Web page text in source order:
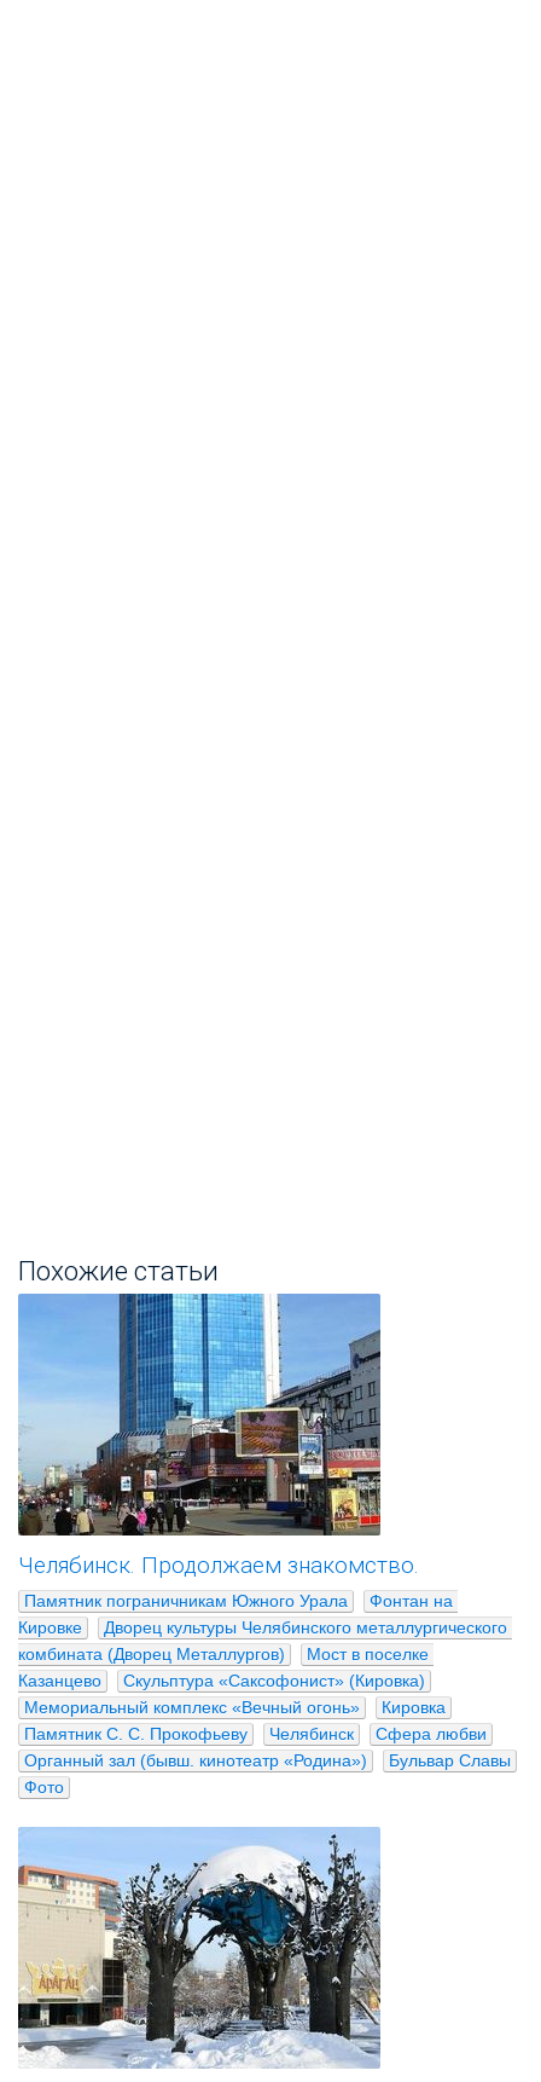
Похожие статьи
Челябинск. Продолжаем знакомство.
Памятник пограничникам Южного Урала
Фонтан на
Кировке
Дворец культуры Челябинского металлургического
комбината (Дворец Металлургов)
Мост в поселке
Казанцево
Скульптура «Саксофонист» (Кировка)
Мемориальный комплекс «Вечный огонь»
Кировка
Памятник С. С. Прокофьеву
Челябинск
Сфера любви
Органный зал (бывш. кинотеатр «Родина»)
Бульвар Славы
Фото